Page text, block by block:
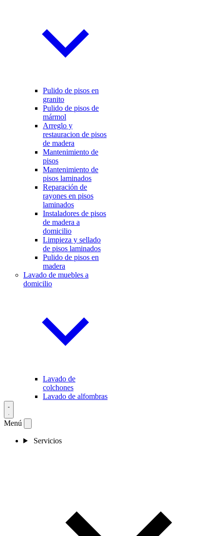
Pulido de pisos en
granito
Pulido de pisos de
mármol
Arreglo y
restauracion de pisos
de madera
Mantenimiento de
pisos
Mantenimiento de
pisos laminados
Reparación de
rayones en pisos
laminados
Instaladores de pisos
de madera a
domicilio
Limpieza y sellado
de pisos laminados
Pulido de pisos en
madera
Lavado de muebles a
domicilio
Lavado de
colchones
Lavado de alfombras
Menú
Servicios